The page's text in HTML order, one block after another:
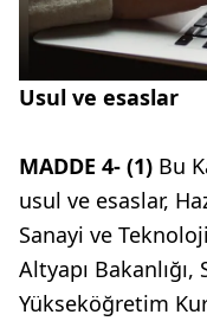
Usul ve esaslar
MADDE 4- (1) Bu
usul ve esaslar,
Sanayi ve
Altyapı
Yükseköğretim